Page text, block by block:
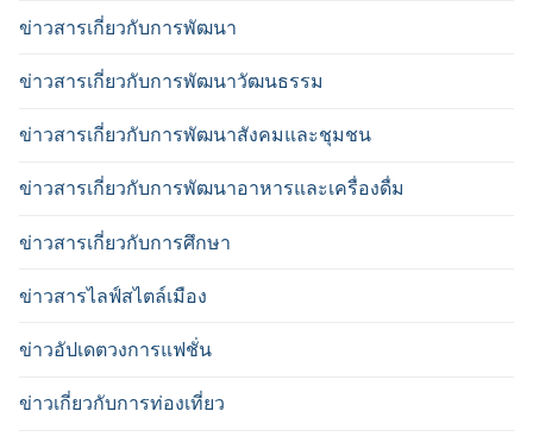
ข่าวสารเกี่ยวกับการพัฒนา
ข่าวสารเกี่ยวกับการพัฒนาวัฒนธรรม
ข่าวสารเกี่ยวกับการพัฒนาสังคมและชุมชน
ข่าวสารเกี่ยวกับการพัฒนาอาหารและเครื่องดื่ม
ข่าวสารเกี่ยวกับการศึกษา
ข่าวสารไลฟ์สไตล์เมือง
ข่าวอัปเดตวงการแฟชั่น
ข่าวเกี่ยวกับการท่องเที่ยว